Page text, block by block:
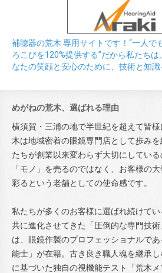
補聴器の荒木 専用サイトです！“一人で
ろこびを120%提供する”だから私たち
なたの笑顔と安心のために、技術と知識
めがねの荒木、選ばれる理由
横須賀・三浦の地で半世紀を超えて皆
木は地域密着の眼鏡専門店として歩み
たちが創業以来変わらず大切にしてい
「モノ」を売るのではなく、お客様の
彩るという老舗としての使命感です。
私たちが多くのお客様に選ばれ続けて
共に進化させてきた「圧倒的な専門技
は、眼鏡作製のプロフェッショナルで
能士」が在籍。古き良き職人魂を継承
に基づいた独自の視機能テスト「荒木